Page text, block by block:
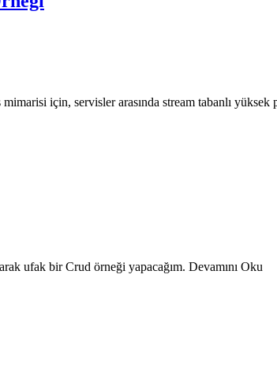
için, servisler arasında stream tabanlı
ufak bir Crud örneği yapacağım. Devamını Oku